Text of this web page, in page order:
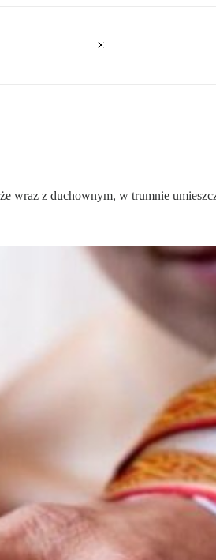
wraz z duchownym, w trumnie